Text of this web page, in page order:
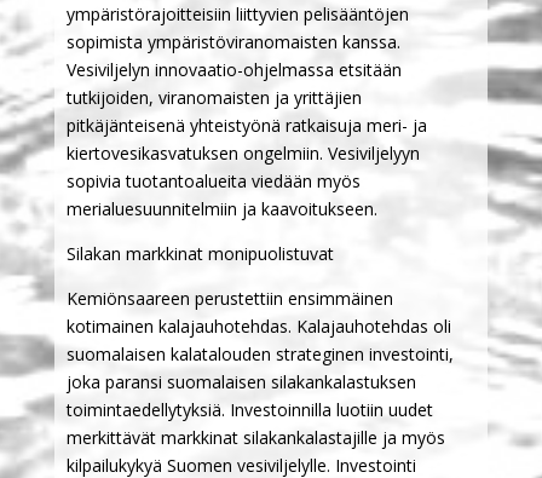
ympäristörajoitteisiin liittyvien pelisääntöjen
sopimista ympäristöviranomaisten kanssa.
Vesiviljelyn innovaatio-ohjelmassa etsitään
tutkijoiden, viranomaisten ja yrittäjien
pitkäjänteisenä yhteistyönä ratkaisuja meri- ja
kiertovesikasvatuksen ongelmiin. Vesiviljelyyn
sopivia tuotantoalueita viedään myös
merialuesuunnitelmiin ja kaavoitukseen.
Silakan markkinat monipuolistuvat
Kemiönsaareen perustettiin ensimmäinen
kotimainen kalajauhotehdas. Kalajauhotehdas oli
suomalaisen kalatalouden strateginen investointi,
joka paransi suomalaisen silakankalastuksen
toimintaedellytyksiä. Investoinnilla luotiin uudet
merkittävät markkinat silakankalastajille ja myös
kilpailukykyä Suomen vesiviljelylle. Investointi